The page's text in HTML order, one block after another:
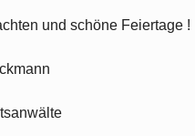
und schöne Feiertage !